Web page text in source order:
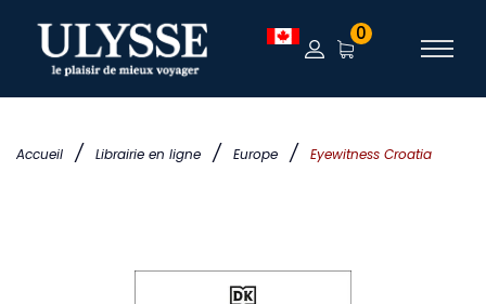
Accueil / Librairie en ligne / Europe / Eyewitness Croatia
0